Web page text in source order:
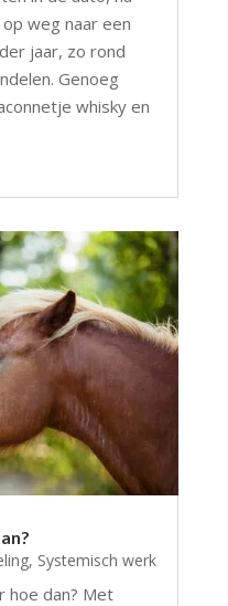
weg naar een
jaar, zo rond
Genoeg
whisky en
, Systemisch werk
hoe dan? Met